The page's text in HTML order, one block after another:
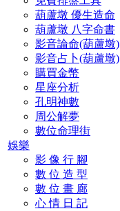
葫蘆墩 優生造命
葫蘆墩 八字命書
影音論命(葫蘆墩)
影音占卜(葫蘆墩)
購買金幣
星座分析
孔明神數
周公解夢
數位命理街
娛樂
影 像 行 腳
數 位 造 型
數 位 畫 廊
心 情 日 記